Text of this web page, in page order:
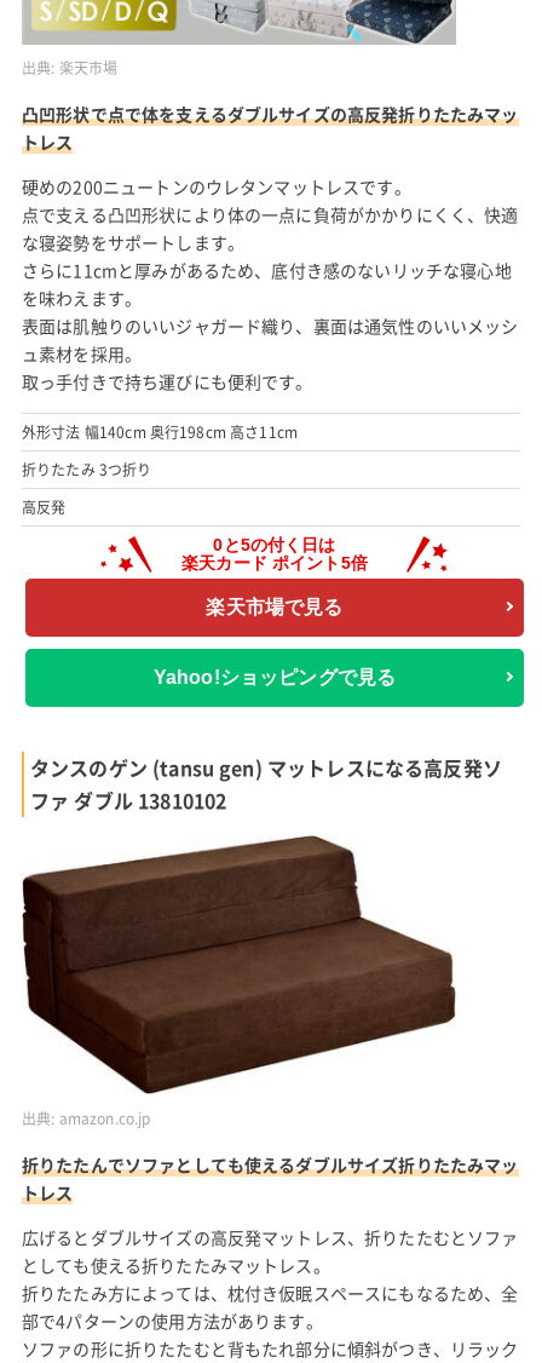
出典: 楽天市場
凸凹形状で点で体を支えるダブルサイズの高反発折りたたみマッ
トレス
硬めの200ニュートンのウレタンマットレスです。
点で支える凸凹形状により体の一点に負荷がかかりにくく、快適
な寝姿勢をサポートします。
さらに11cmと厚みがあるため、底付き感のないリッチな寝心地
を味わえます。
表面は肌触りのいいジャガード織り、裏面は通気性のいいメッシ
ュ素材を採用。
取っ手付きで持ち運びにも便利です。
外形寸法 幅140cm 奥行198cm 高さ11cm
折りたたみ 3つ折り
高反発
楽天市場で見る
Yahoo!ショッピングで見る
タンスのゲン (tansu gen) マットレスになる高反発ソ
ファ ダブル 13810102
出典: amazon.co.jp
折りたたんでソファとしても使えるダブルサイズ折りたたみマッ
トレス
広げるとダブルサイズの高反発マットレス、折りたたむとソファ
としても使える折りたたみマットレス。
折りたたみ方によっては、枕付き仮眠スペースにもなるため、全
部で4パターンの使用方法があります。
ソファの形に折りたたむと背もたれ部分に傾斜がつき、リラック